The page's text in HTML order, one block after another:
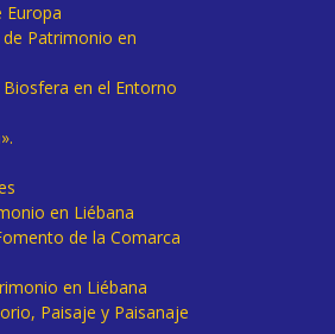
Europa
de Patrimonio en
en el Entorno
en Liébana
de la Comarca
en Liébana
Paisaje y Paisanaje